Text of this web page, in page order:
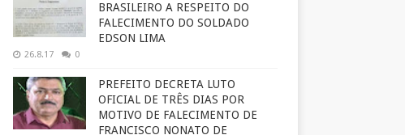
BRASILEIRO A RESPEITO DO
FALECIMENTO DO SOLDADO
EDSON LIMA
26.8.17 0
PREFEITO DECRETA LUTO
OFICIAL DE TRÊS DIAS POR
MOTIVO DE FALECIMENTO DE
FRANCISCO NONATO DE